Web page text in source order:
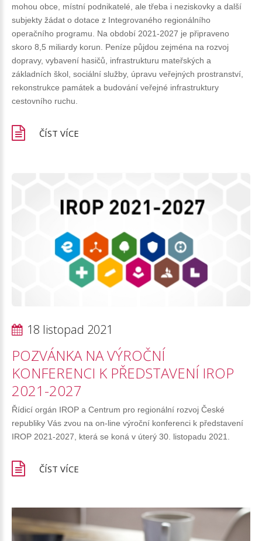
mohou obce, místní podnikatelé, ale třeba i neziskovky a další
subjekty žádat o dotace z Integrovaného regionálního
operačního programu. Na období 2021-2027 je připraveno
skoro 8,5 miliardy korun. Peníze půjdou zejména na rozvoj
dopravy, vybavení hasičů, infrastrukturu mateřských a
základních škol, sociální služby, úpravu veřejných prostranství,
rekonstrukce památek a budování veřejné infrastruktury
cestovního ruchu.
ČÍST VÍCE
18 listopad 2021
POZVÁNKA NAVÝROČNÍ
KONFERENCI K PŘEDSTAVENÍ IROP
2021-2027
Řídicí orgán IROP a Centrum pro regionální rozvoj České
republiky Vás zvou na on-line výroční konferenci k představení
IROP 2021-2027, která se koná v úterý 30. listopadu 2021.
ČÍST VÍCE